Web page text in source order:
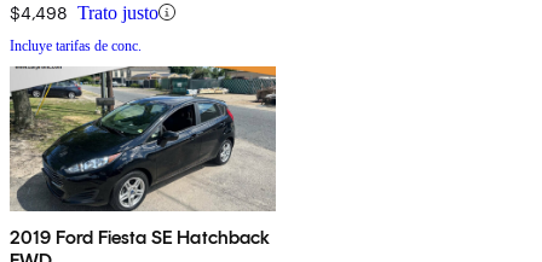
$4,498 Trato justo
Incluye tarifas de conc.
2019 Ford Fiesta SE Hatchback